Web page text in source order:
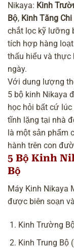
Nikaya: Kinh
Bộ, Kinh Tăng
chắt lọc kỹ lưỡng
tích hợp hàng
thấu hiểu và thực
ngày.
Với dung lượng
5 bộ kinh Nikaya
học hỏi bất cứ
tĩnh lặng tại nhà
là một sản phẩm
hành trên con
5 Bộ Kinh
Bộ
Máy Kinh Nikaya
được biên soạn
Kinh Trường
Kinh Trung Bộ